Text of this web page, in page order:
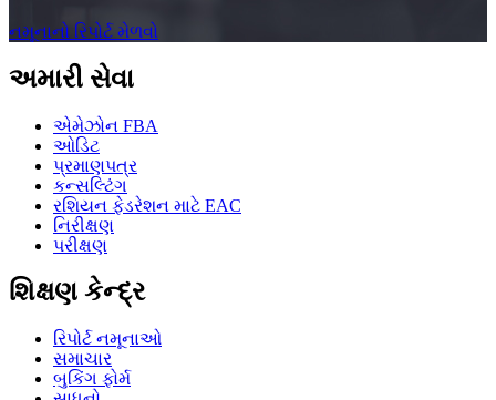
નમૂનાનો રિપોર્ટ મેળવો
અમારી સેવા
એમેઝોન FBA
ઓડિટ
પ્રમાણપત્ર
કન્સલ્ટિંગ
રશિયન ફેડરેશન માટે EAC
નિરીક્ષણ
પરીક્ષણ
શિક્ષણ કેન્દ્ર
રિપોર્ટ નમૂનાઓ
સમાચાર
બુકિંગ ફોર્મ